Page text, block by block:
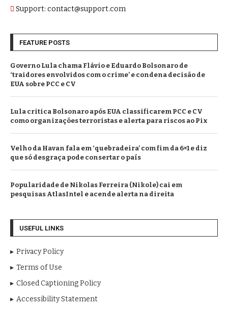
Support: contact@support.com
FEATURE POSTS
Governo Lula chama Flávio e Eduardo Bolsonaro de
‘traidores envolvidos com o crime’ e condena decisão de
EUA sobre PCC e CV
Lula critica Bolsonaro após EUA classificarem PCC e CV
como organizações terroristas e alerta para riscos ao Pix
Velho da Havan fala em ‘quebradeira’ com fim da 6×1 e diz
que só desgraça pode consertar o país
Popularidade de Nikolas Ferreira (Nikole) cai em
pesquisas AtlasIntel e acende alerta na direita
USEFUL LINKS
Privacy Policy
Terms of Use
Closed Captioning Policy
Accessibility Statement